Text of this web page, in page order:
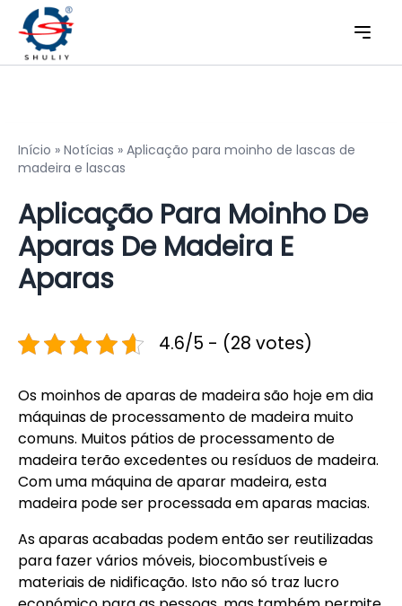
Início » Notícias » Aplicação para moinho de lascas de
madeira e lascas
Aplicação Para Moinho De
Aparas De Madeira E
Aparas
4.6/5 - (28 votes)
Os moinhos de aparas de madeira são hoje em dia
máquinas de processamento de madeira muito
comuns. Muitos pátios de processamento de
madeira terão excedentes ou resíduos de madeira.
Com uma máquina de aparar madeira, esta
madeira pode ser processada em aparas macias.
As aparas acabadas podem então ser reutilizadas
para fazer vários móveis, biocombustíveis e
materiais de nidificação. Isto não só traz lucro